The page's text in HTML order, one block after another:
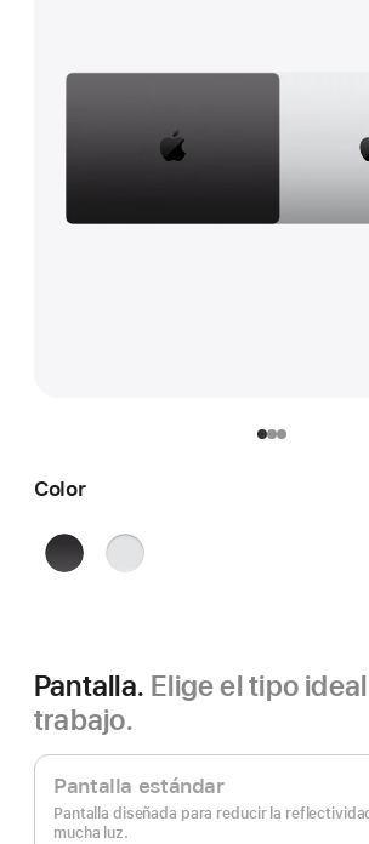
Color
Negro
espacial
Color
plata
Pantalla. Elige el tipo
trabajo.
Pantalla estándar
Pantalla diseñada para reducir la
mucha luz.